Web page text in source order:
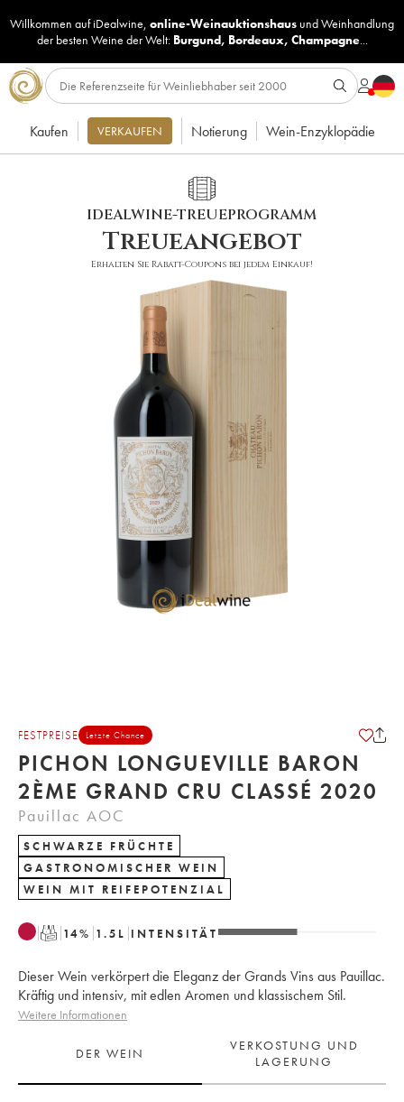
Willkommen auf iDealwine, online-Weinauktionshaus undWeinhandlung
der besten Weine der Welt: Burgund, Bordeaux, Champagne...
Kaufen VERKAUFEN Notierung Wein-Enzyklopädie
IDEALWINE-TREUEPROGRAMM
Treueangebot
Erhalten Sie Rabatt-Coupons bei jedem Einkauf!
FESTPREISE Letzte Chance
PICHON LONGUEVILLE BARON
2ÈME GRAND CRU CLASSÉ 2020
Pauillac AOC
SCHWARZE FRÜCHTE
GASTRONOMISCHER WEIN
WEIN MIT REIFEPOTENZIAL
T 14% 1.5 L INTENSITÄT
Dieser Wein verkörpert die Eleganz der Grands Vins aus Pauillac.
Kräftig und intensiv, mit edlen Aromen und klassischem Stil.
Weitere Informationen
DER WEIN
VERKOSTUNG UND
LAGERUNG